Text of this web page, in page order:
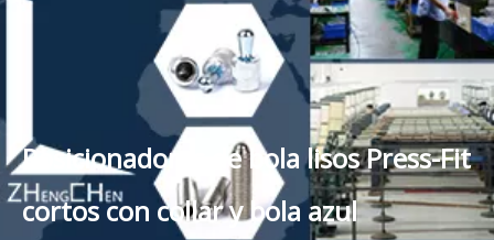
Posicionadores de bola lisos Press-Fit
cortos con collar y bola azul